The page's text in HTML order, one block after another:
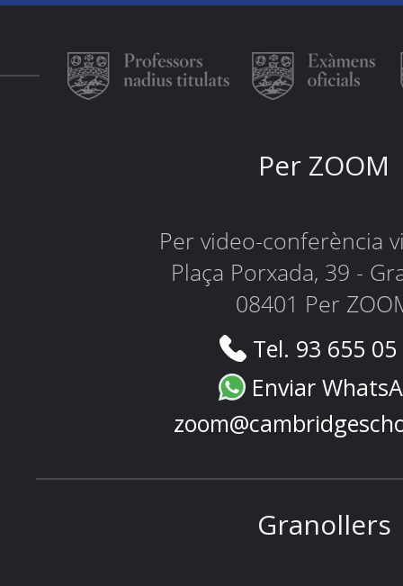
Per ZOOM
Per video-conferència
Plaça Porxada, 39 -
08401 Per
Tel. 93 655
Enviar
Granollers